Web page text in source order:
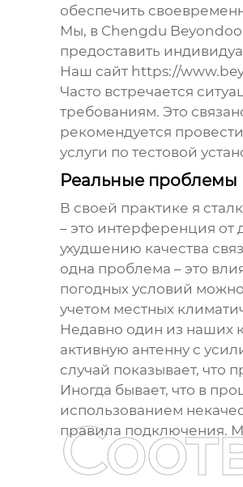
обеспечить
Мы, в Chengdu
предоставить
Наш сайт https://
Часто встречается
требованиям. Это
рекомендуется
услуги по тестовой
Реальные проблемы
В своей практике я
– это интерференция от
ухудшению качества
одна проблема – это
погодных условий
учетом местных
Недавно один из наших
активную антенну с
случай показывает,
Иногда бывает, что в
использованием
правила подключения.